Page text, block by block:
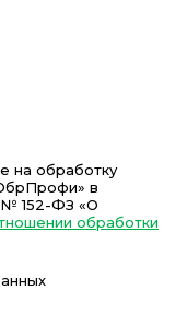
на обработку
в
№ 152-ФЗ «О
обработки